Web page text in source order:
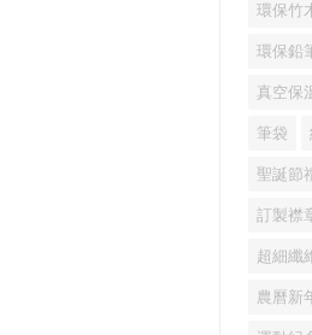
環保竹
環保鉛
真空保
筆袋
聖誕節
訂製襟
超細纖
農曆新